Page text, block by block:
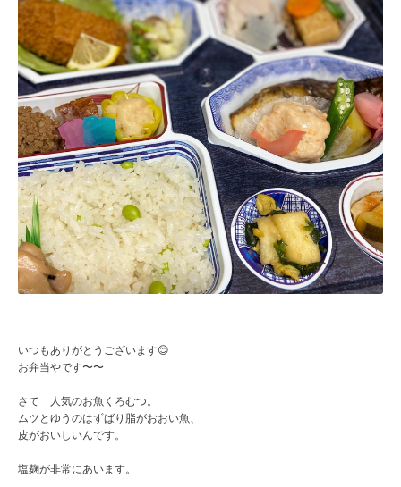
いつもありがとうございます😊
お弁当やです〜〜
さて 人気のお魚くろむつ。
ムツとゆうのはずばり脂がおおい魚、
皮がおいしいんです。
塩麹が非常にあいます。